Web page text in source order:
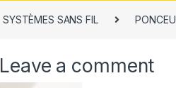
SYSTÈMES SANS FIL
Leave a comment